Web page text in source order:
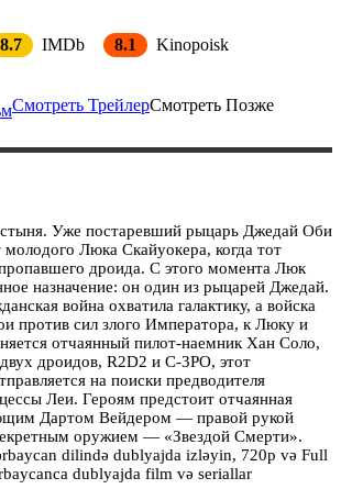
8.7 IMDb 8.1 Kinopoisk
Смотреть ТрейлерСмотреть Позже
Уже постаревший рыцарь Джедай Оби
Люка Скайуокера, когда тот
дроида. С этого момента Люк
назначение: он один из рыцарей Джедай.
война охватила галактику, а войска
против сил злого Императора, к Люку и
отчаянный пилот-наемник Хан Соло,
дроидов, R2D2 и C-3PO, этот
на поиски предводителя
Леи. Героям предстоит отчаянная
Дартом Вейдером — правой рукой
оружием — «Звездой Смерти».
dilində dublyajda izləyin, 720p və Full
dublyajda film və seriallar